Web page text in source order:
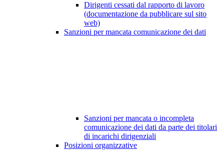
Dirigenti cessati dal rapporto di lavoro
(documentazione da pubblicare sul sito
web)
Sanzioni per mancata comunicazione dei dati
Sanzioni per mancata o incompleta
comunicazione dei dati da parte dei titolari
di incarichi dirigenziali
Posizioni organizzative